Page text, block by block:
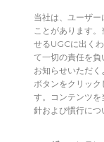
当社は、ユーザ
ことがあります
せるUGCに出く
て一切の責任を
お知らせいただく
ボタンをクリック
す。コンテンツ
針および慣行につ